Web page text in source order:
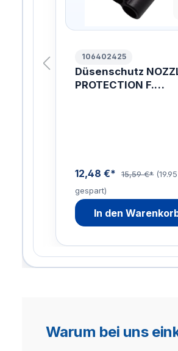
106402425
Düsenschutz
PROTECTION F.
12,48 €* 15,59 €*
gespart)
In den
Warum bei uns